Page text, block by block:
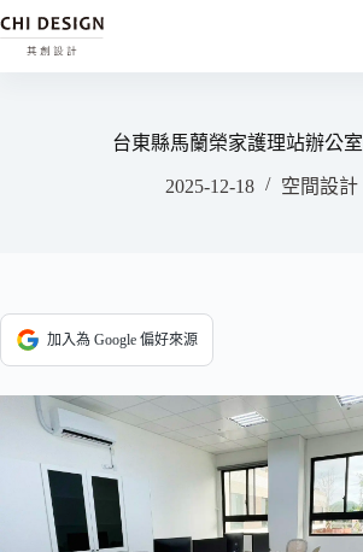
台東縣馬蘭榮家護理站辦公室
2025-12-18 空間設計
加入為 Google 偏好來源